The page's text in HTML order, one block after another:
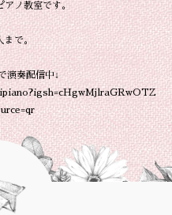
アノ教室です。
まで。
演奏配信中↓